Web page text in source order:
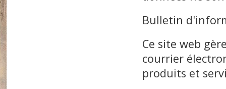
Bulletin
Ce site web
courrier
produits et